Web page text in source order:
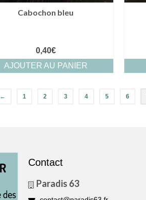
Cabochon bleu
0,40€
AJOUTER AU PANIER
← 1 2 3 4 5 6
Contact
Paradis 63